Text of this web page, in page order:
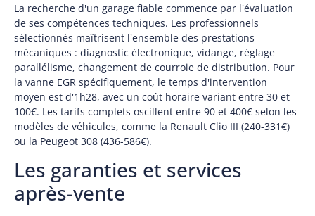
La recherche d'un garage fiable commence par l'évaluation
de ses compétences techniques. Les professionnels
sélectionnés maîtrisent l'ensemble des prestations
mécaniques : diagnostic électronique, vidange, réglage
parallélisme, changement de courroie de distribution. Pour
la vanne EGR spécifiquement, le temps d'intervention
moyen est d'1h28, avec un coût horaire variant entre 30 et
100€. Les tarifs complets oscillent entre 90 et 400€ selon les
modèles de véhicules, comme la Renault Clio III (240-331€)
ou la Peugeot 308 (436-586€).
Les garanties et services
après-vente